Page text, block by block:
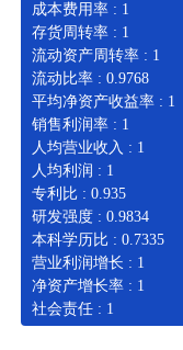
成本费用率 : 1
存货周转率 : 1
流动资产周转率 : 1
流动比率 : 0.9768
平均净资产收益率 : 1
销售利润率 : 1
人均营业收入 : 1
人均利润 : 1
专利比 : 0.935
研发强度 : 0.9834
本科学历比 : 0.7335
营业利润增长 : 1
净资产增长率 : 1
社会责任 : 1